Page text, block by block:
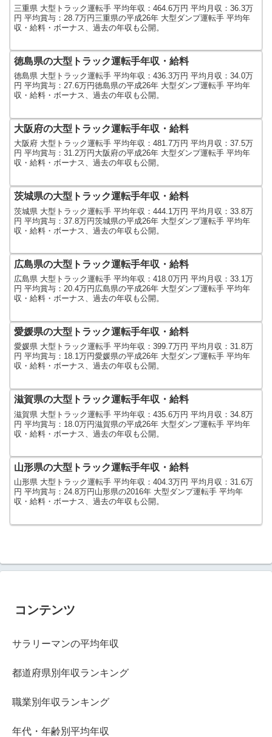
三重県 大型トラック運転手 平均年収：464.6万円 平均月収：36.3万
円 平均賞与：28.7万円三重県の平成26年 大型ダンプ運転手 平均年
収・給料・ボーナス、過去の年収も公開。
徳島県の大型トラック運転手年収・給料
徳島県 大型トラック運転手 平均年収：436.3万円 平均月収：34.0万
円 平均賞与：27.6万円徳島県の平成26年 大型ダンプ運転手 平均年
収・給料・ボーナス、過去の年収も公開。
大阪府の大型トラック運転手年収・給料
大阪府 大型トラック運転手 平均年収：481.7万円 平均月収：37.5万
円 平均賞与：31.2万円大阪府の平成26年 大型ダンプ運転手 平均年
収・給料・ボーナス、過去の年収も公開。
茨城県の大型トラック運転手年収・給料
茨城県 大型トラック運転手 平均年収：444.1万円 平均月収：33.8万
円 平均賞与：37.8万円茨城県の平成26年 大型ダンプ運転手 平均年
収・給料・ボーナス、過去の年収も公開。
広島県の大型トラック運転手年収・給料
広島県 大型トラック運転手 平均年収：418.0万円 平均月収：33.1万
円 平均賞与：20.4万円広島県の平成26年 大型ダンプ運転手 平均年
収・給料・ボーナス、過去の年収も公開。
愛媛県の大型トラック運転手年収・給料
愛媛県 大型トラック運転手 平均年収：399.7万円 平均月収：31.8万
円 平均賞与：18.1万円愛媛県の平成26年 大型ダンプ運転手 平均年
収・給料・ボーナス、過去の年収も公開。
滋賀県の大型トラック運転手年収・給料
滋賀県 大型トラック運転手 平均年収：435.6万円 平均月収：34.8万
円 平均賞与：18.0万円滋賀県の平成26年 大型ダンプ運転手 平均年
収・給料・ボーナス、過去の年収も公開。
山形県の大型トラック運転手年収・給料
山形県 大型トラック運転手 平均年収：404.3万円 平均月収：31.6万
円 平均賞与：24.8万円山形県の2016年 大型ダンプ運転手 平均年
収・給料・ボーナス、過去の年収も公開。
コンテンツ
サラリーマンの平均年収
都道府県別年収ランキング
職業別年収ランキング
年代・年齢別平均年収